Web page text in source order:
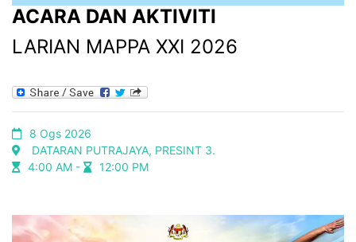
ACARA DAN AKTIVITI
LARIAN MAPPA XXI 2026
8 Ogs 2026
DATARAN PUTRAJAYA, PRESINT 3.
4:00 AM -
12:00 PM